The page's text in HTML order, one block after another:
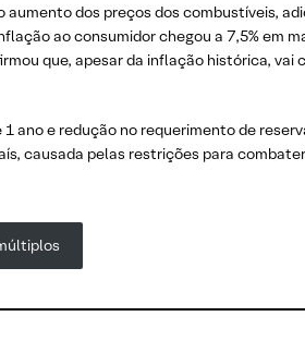
aumento dos preços dos combustíveis,
ao consumidor chegou a 7,5% em
que, apesar da inflação histórica, vai
ano e redução no requerimento de
causada pelas restrições para